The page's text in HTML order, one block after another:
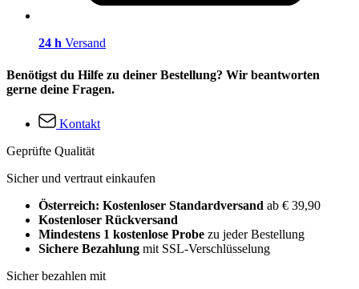
24 h Versand
Benötigst du Hilfe zu deiner Bestellung? Wir beantworten
gerne deine Fragen.
Kontakt
Geprüfte Qualität
Sicher und vertraut einkaufen
Österreich: Kostenloser Standardversand ab € 39,90
Kostenloser Rückversand
Mindestens 1 kostenlose Probe zu jeder Bestellung
Sichere Bezahlung mit SSL-Verschlüsselung
Sicher bezahlen mit